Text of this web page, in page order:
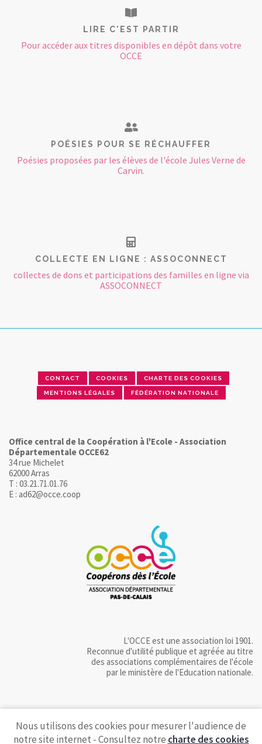
LIRE C'EST PARTIR
Pour accéder aux titres disponibles en dépôt dans votre
OCCE
POÉSIES POUR SE RÉCHAUFFER
Poésies proposées par les élèves de l'école Jules Verne de
Carvin.
COLLECTE EN LIGNE : ASSOCONNECT
collectes de dons et participations des familles en ligne via
ASSOCONNECT
CONTACT COOKIES CHARTE DES COOKIES
MENTIONS LÉGALES FÉDÉRATION NATIONALE
Office central de la Coopération à l'Ecole - Association
Départementale OCCE62
34 rue Michelet
62000 Arras
T : 03.21.71.01.76
E : ad62@occe.coop
L'OCCE est une association loi 1901.
Reconnue d'utilité publique et agréée au titre
des associations complémentaires de l'école
par le ministère de l'Education nationale.
Nous utilisons des cookies pour mesurer l'audience de
notre site internet - Consultez notre charte des cookies